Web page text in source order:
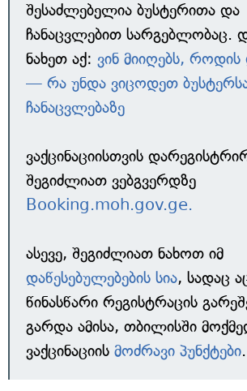
შესაძლებელია ბუსტერითა და
ჩანაცვლებით სარგებლობაც.
ნახეთ აქ: ვინ მიიღებს,
— რა უნდა ვიცოდეთ
ჩანაცვლებაზე
ვაქცინაციისთვის
შეგიძლიათ ვებგვერდზე
Booking.moh.gov.ge.
ასევე, შეგიძლიათ ნახოთ იმ
დაწესებულებების სია, სადაც
წინასწარი რეგისტრაცის
გარდა ამისა, თბილისში
ვაქცინაციის მოძრავი პუნქტები.